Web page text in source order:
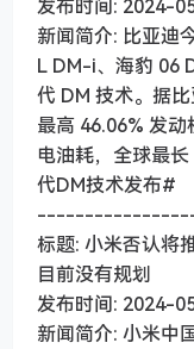
发布时间: 2024-
新闻简介: 比亚迪
L DM-i、海豹 06
代 DM 技术。据
最高 46.06% 发
电油耗，全球最
代DM技术发布#
标题: 小米否认将
目前没有规划
发布时间: 2024-
新闻简介: 小米中